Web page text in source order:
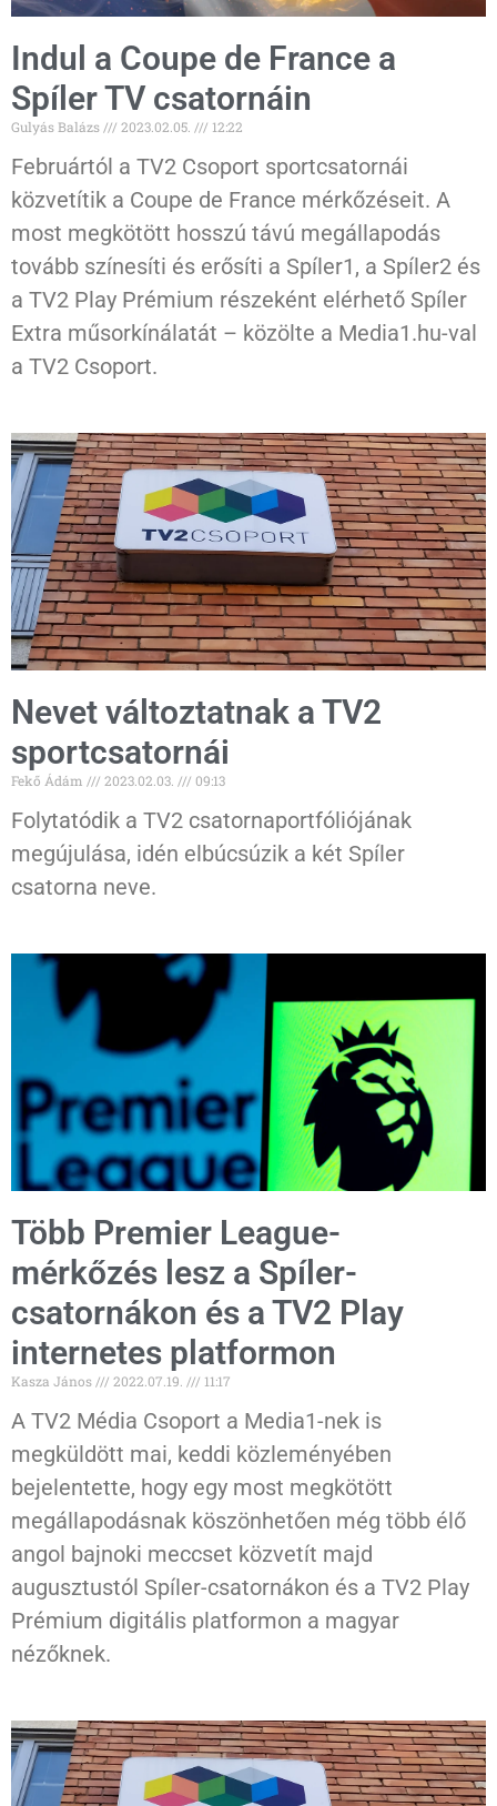
Indul a Coupe de France a
Spíler TV csatornáin
Gulyás Balázs 2023.02.05. 12:22
Februártól a TV2 Csoport sportcsatornái
közvetítik a Coupe de France mérkőzéseit. A
most megkötött hosszú távú megállapodás
tovább színesíti és erősíti a Spíler1, a Spíler2 és
a TV2 Play Prémium részeként elérhető Spíler
Extra műsorkínálatát – közölte a Media1.hu-val
a TV2 Csoport.
Nevet változtatnak a TV2
sportcsatornái
Fekő Ádám 2023.02.03. 09:13
Folytatódik a TV2 csatornaportfóliójának
megújulása, idén elbúcsúzik a két Spíler
csatorna neve.
Több Premier League-
mérkőzés lesz a Spíler-
csatornákon és a TV2 Play
internetes platformon
Kasza János 2022.07.19. 11:17
A TV2 Média Csoport a Media1-nek is
megküldött mai, keddi közleményében
bejelentette, hogy egy most megkötött
megállapodásnak köszönhetően még több élő
angol bajnoki meccset közvetít majd
augusztustól Spíler-csatornákon és a TV2 Play
Prémium digitális platformon a magyar
nézőknek.